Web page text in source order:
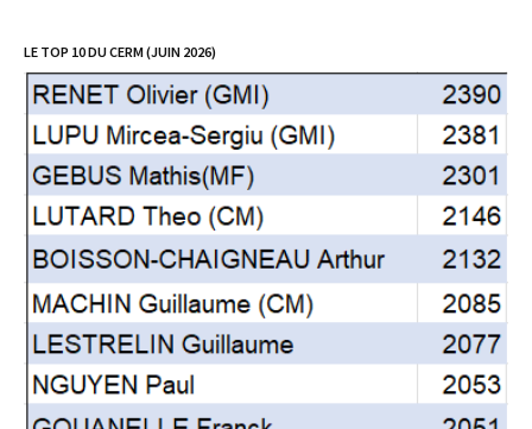
LE TOP 10 DU CERM (JUIN 2026)